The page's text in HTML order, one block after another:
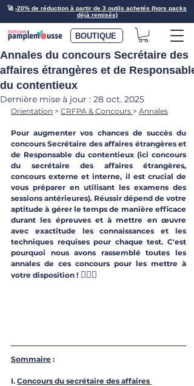
🚀-20% de réduction à partir de 3 outils achetés (hors packs
déjà remisés)
BOUTIQUE
Annales du concours Secrétaire des
affaires étrangères et de Responsable
du contentieux
Dernière mise à jour : 28 oct. 2025
Orientation > CRFPA & Concours > Annales
Pour augmenter vos chances de succès du
concours Secrétaire des affaires étrangères et
de Responsable du contentieux (ici concours
du secrétaire des affaires étrangères,
concours externe et interne, il est crucial de
vous préparer en utilisant les examens des
sessions antérieures). Réussir dépend de votre
aptitude à gérer le temps de manière efficace
durant les épreuves et à mettre en œuvre
avec exactitude les connaissances et les
techniques requises pour chaque test. C'est
pourquoi nous avons rassemblé toutes les
annales de ces concours pour les mettre à
votre disposition ! 🙇🏽‍♀️
Sommaire :
I. Concours du secrétaire des affaires